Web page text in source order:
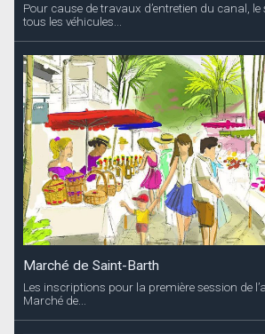
Pour cause de travaux d’entretien du canal,
tous les véhicules...
Marché de Saint-Barth
Les inscriptions pour la première session de
Marché de...